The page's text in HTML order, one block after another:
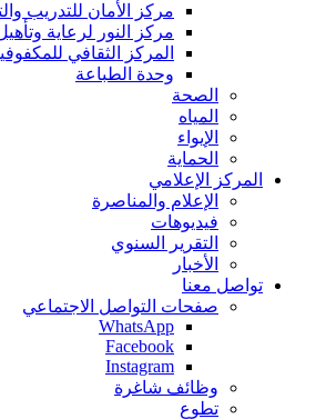
مركز الأمان للتدريب
مركز النور لرعاية
المركز الثقافي
وحدة الطباعة
الصحة
المياه
الإيواء
الحماية
المركز الإعلامي
الإعلام والمناصرة
فيديوهات
التقرير السنوي
الأخبار
تواصل معنا
صفحات التواصل الاجتماعي
WhatsApp
Facebook
Instagram
وظائف شاغرة
تطوع